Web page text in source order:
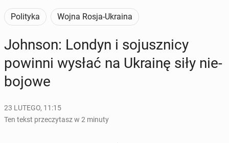
Polityka Wojna Rosja-Ukraina
Johnson: Londyn i so­jusz­ni­cy
powinni wysłać na Ukrainę siły nie­
bo­jo­we
23 LUTEGO, 11:15
Ten tekst przeczytasz w 2 minuty